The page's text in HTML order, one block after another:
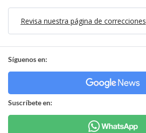
Revisa nuestra página de correcciones
Síguenos en:
Suscríbete en: